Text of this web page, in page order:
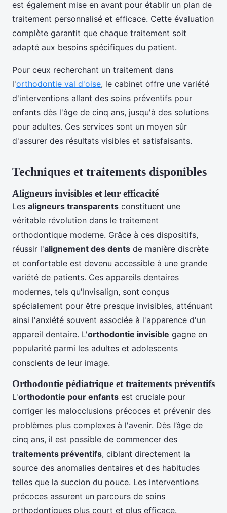
est également mise en avant pour établir un plan de
traitement personnalisé et efficace. Cette évaluation
complète garantit que chaque traitement soit
adapté aux besoins spécifiques du patient.
Pour ceux recherchant un traitement dans
l'orthodontie val d'oise, le cabinet offre une variété
d'interventions allant des soins préventifs pour
enfants dès l'âge de cinq ans, jusqu'à des solutions
pour adultes. Ces services sont un moyen sûr
d'assurer des résultats visibles et satisfaisants.
Techniques et traitements disponibles
Aligneurs invisibles et leur efficacité
Les aligneurs transparents constituent une
véritable révolution dans le traitement
orthodontique moderne. Grâce à ces dispositifs,
réussir l'alignement des dents de manière discrète
et confortable est devenu accessible à une grande
variété de patients. Ces appareils dentaires
modernes, tels qu'Invisalign, sont conçus
spécialement pour être presque invisibles, atténuant
ainsi l'anxiété souvent associée à l'apparence d'un
appareil dentaire. L'orthodontie invisible gagne en
popularité parmi les adultes et adolescents
conscients de leur image.
Orthodontie pédiatrique et traitements préventifs
L'orthodontie pour enfants est cruciale pour
corriger les malocclusions précoces et prévenir des
problèmes plus complexes à l'avenir. Dès l’âge de
cinq ans, il est possible de commencer des
traitements préventifs, ciblant directement la
source des anomalies dentaires et des habitudes
telles que la succion du pouce. Les interventions
précoces assurent un parcours de soins
orthodontiques plus court et plus efficace.